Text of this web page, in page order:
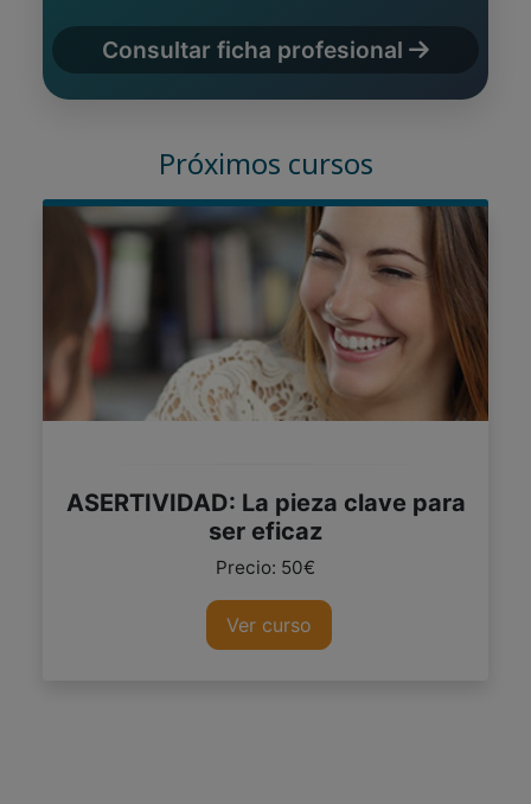
Consultar ficha profesional
Próximos cursos
ASERTIVIDAD: La pieza clave para
ser eficaz
Precio: 50€
Ver curso